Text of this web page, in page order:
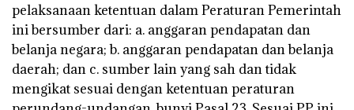
pelaksanaan ketentuan dalam Peraturan Pemerintah
ini bersumber dari: a. anggaran pendapatan dan
belanja negara; b. anggaran pendapatan dan belanja
daerah; dan c. sumber lain yang sah dan tidak
mengikat sesuai dengan ketentuan peraturan